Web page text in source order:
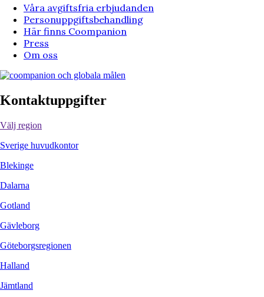
Våra avgiftsfria erbjudanden
Personuppgiftsbehandling
Här finns Coompanion
Press
Om oss
Kontaktuppgifter
Välj region
Sverige huvudkontor
Blekinge
Dalarna
Gotland
Gävleborg
Göteborgsregionen
Halland
Jämtland